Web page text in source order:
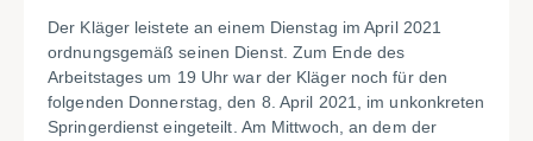
Der Kläger leistete an einem Dienstag im April 2021
ordnungsgemäß seinen Dienst. Zum Ende des
Arbeitstages um 19 Uhr war der Kläger noch für den
folgenden Donnerstag, den 8. April 2021, im unkonkreten
Springerdienst eingeteilt. Am Mittwoch, an dem der